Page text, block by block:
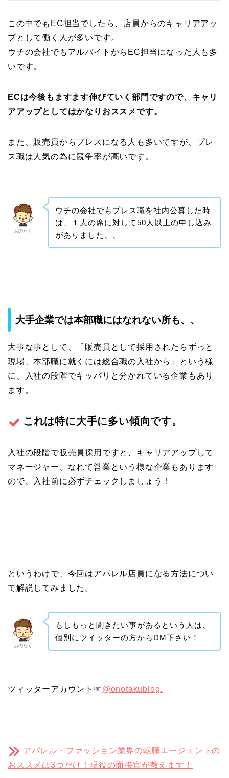
この中でもEC担当でしたら、店員からのキャリアアッ
プとして働く人が多いです。
ウチの会社でもアルバイトからEC担当になった人も多
いです。
ECは今後もますます伸びていく部門ですので、キャリ
アアップとしてはかなりおススメです。
また、販売員からプレスになる人も多いですが、プレ
ス職は人気の為に競争率が高いです。
おのたく
ウチの会社でもプレス職を社内公募した時
は、１人の席に対して50人以上の申し込み
がありました、、
大手企業では本部職にはなれない所も、、
大事な事として、「販売員として採用されたらずっと
現場、本部職に就くには総合職の入社から」という様
に、入社の段階でキッパリと分かれている企業もあり
ます。
これは特に大手に多い傾向です。
入社の段階で販売員採用ですと、キャリアアップして
マネージャー、なれて営業という様な企業もあります
ので、入社前に必ずチェックしましょう！
というわけで、今回はアパレル店員になる方法につい
て解説してみました。
おのたく
もしもっと聞きたい事があるという人は、
個別にツイッターの方からDM下さい！
ツィッターアカウント☞@onotakublog.
アパレル・ファッション業界の転職エージェントの
おススメは3つだけ！現役の面接官が教えます！